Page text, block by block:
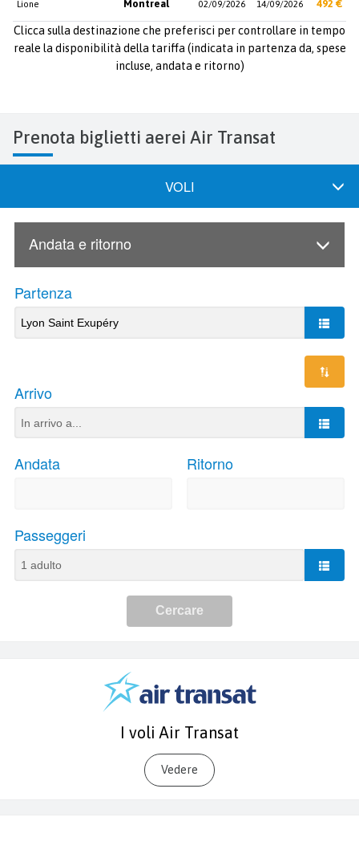
Lione Montreal 02/09/2026 14/09/2026 492 €
Clicca sulla destinazione che preferisci per controllare in tempo
reale la disponibilità della tariffa (indicata in partenza da, spese
incluse, andata e ritorno)
Prenota biglietti aerei Air Transat
I voli Air Transat
Vedere